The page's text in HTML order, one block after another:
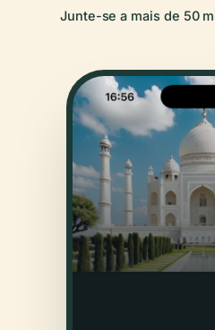
Junte-se a mais de 50